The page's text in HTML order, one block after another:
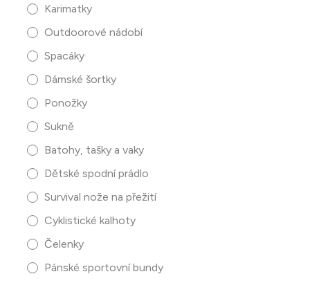
Karimatky
Outdoorové nádobí
Spacáky
Dámské šortky
Ponožky
Sukně
Batohy, tašky a vaky
Dětské spodní prádlo
Survival nože na přežití
Cyklistické kalhoty
Čelenky
Pánské sportovní bundy